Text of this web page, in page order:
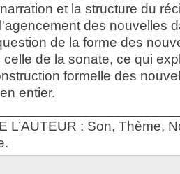
et la structure du
des nouvelles
de la forme des
de la sonate, ce qui
formelle des
entier.
L’AUTEUR : Son, Thème,